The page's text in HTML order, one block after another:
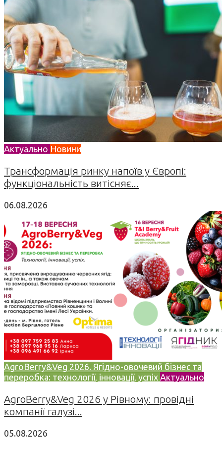
Актуально Новини
Трансформація ринку напоїв у Європі:
функціональність витісняє...
06.08.2026
AgroBerry&Veg 2026. Ягідно-овочевий бізнес та
переробка: технології, інновації, успіх Актуально
AgroBerry&Veg 2026 у Рівному: провідні
компанії галузі...
05.08.2026